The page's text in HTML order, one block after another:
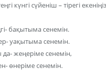
күнгі сүйеніш – тірегі
бақытыма сенемін.
уақытыма сенемін.
да- жеңеріме сенемін,
өнеріме сенемін.